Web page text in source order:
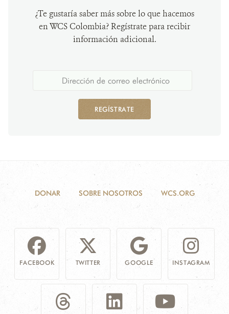
¿Te gustaría saber más sobre lo que hacemos
en WCS Colombia? Regístrate para recibir
información adicional.
REGÍSTRATE
DONAR SOBRE NOSOTROS WCS.ORG
FACEBOOK TWITTER GOOGLE INSTAGRAM